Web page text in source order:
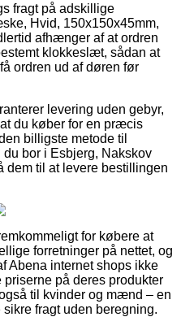
fragt på adskillige
Hvid, 150x150x45mm,
afhænger af at ordren
klokkeslæt, sådan at
ordren ud af døren før
levering uden gebyr,
du køber for en præcis
billigste metode til
du bor i Esbjerg, Nakskov
til at levere bestillingen
for købere at
forretninger på nettet, og
Abena internet shops ikke
på deres produkter
til kvinder og mænd – en
fragt uden beregning.